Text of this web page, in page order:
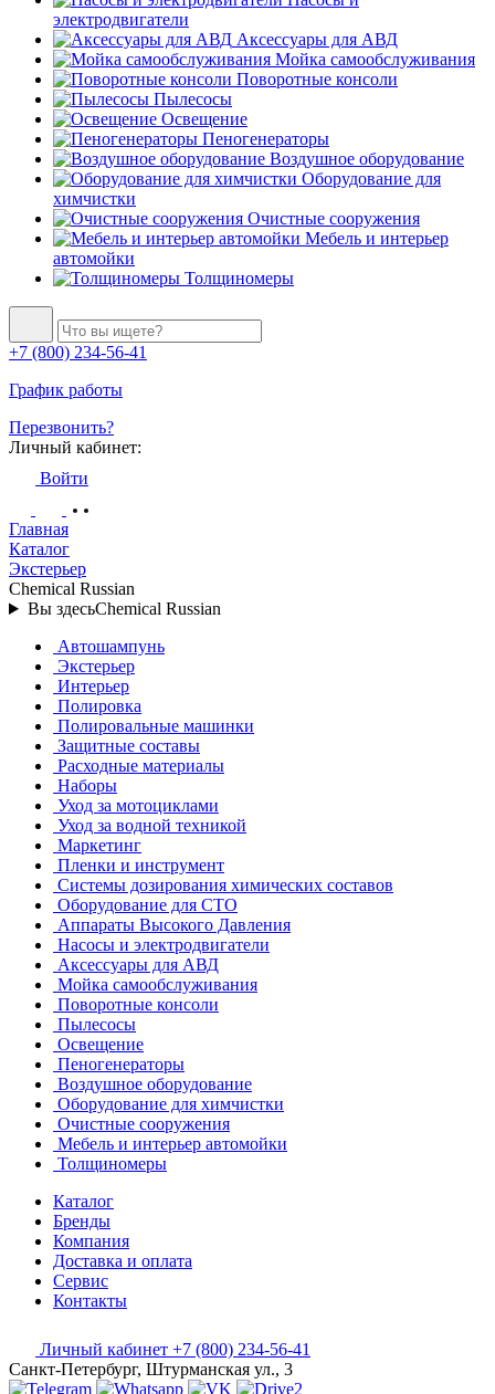
электродвигатели
Аксессуары для АВД
Мойка самообслуживания
Поворотные консоли
Пылесосы
Освещение
Пеногенераторы
Воздушное оборудование
Оборудование для
химчистки
Очистные сооружения
Мебель и интерьер
автомойки
Толщиномеры
+7 (800) 234-56-41
График работы
Перезвонить?
Личный кабинет:
Войти
Главная
Каталог
Экстерьер
Chemical Russian
Вы здесьChemical Russian
Автошампунь
Экстерьер
Интерьер
Полировка
Полировальные машинки
Защитные составы
Расходные материалы
Наборы
Уход за мотоциклами
Уход за водной техникой
Маркетинг
Пленки и инструмент
Системы дозирования химических составов
Оборудование для СТО
Аппараты Высокого Давления
Насосы и электродвигатели
Аксессуары для АВД
Мойка самообслуживания
Поворотные консоли
Пылесосы
Освещение
Пеногенераторы
Воздушное оборудование
Оборудование для химчистки
Очистные сооружения
Мебель и интерьер автомойки
Толщиномеры
Каталог
Бренды
Компания
Доставка и оплата
Сервис
Контакты
Личный кабинет +7 (800) 234-56-41
Санкт-Петербург, Штурманская ул., 3